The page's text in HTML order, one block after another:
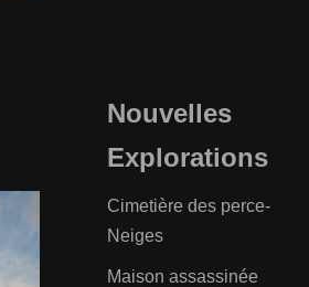
Nouvelles
Explorations
Cimetière des perce-
Neiges
Maison assassinée